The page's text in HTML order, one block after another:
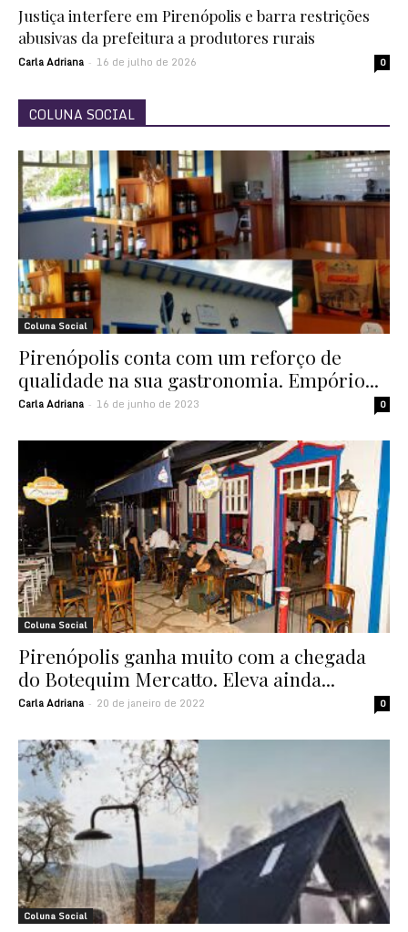
Justiça interfere em Pirenópolis e barra restrições
abusivas da prefeitura a produtores rurais
Carla Adriana - 16 de julho de 2026 0
COLUNA SOCIAL
Coluna Social
Pirenópolis conta com um reforço de
qualidade na sua gastronomia. Empório...
Carla Adriana - 16 de junho de 2023 0
Coluna Social
Pirenópolis ganha muito com a chegada
do Botequim Mercatto. Eleva ainda...
Carla Adriana - 20 de janeiro de 2022 0
Coluna Social